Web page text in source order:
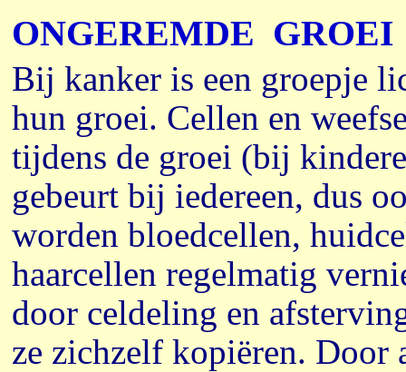
ONGEREMDE GROEI
Bij kanker is een groepje
hun groei. Cellen en
tijdens de groei (bij
gebeurt bij iedereen, dus
worden bloedcellen,
haarcellen regelmatig
door celdeling en
ze zichzelf kopiëren. Door